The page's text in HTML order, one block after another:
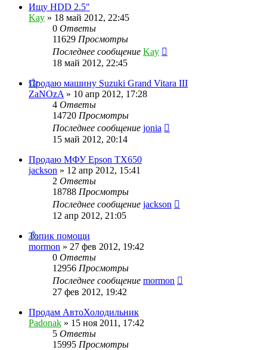
Ищу HDD 2.5"
Kay » 18 май 2012, 22:45
0 Ответы
11629 Просмотры
Последнее сообщение Kay
18 май 2012, 22:45
Продаю машину Suzuki Grand Vitara III
ZaNOzA » 10 апр 2012, 17:28
4 Ответы
14720 Просмотры
Последнее сообщение jonia
15 май 2012, 20:14
Продаю МФУ Epson TX650
jackson » 12 апр 2012, 15:41
2 Ответы
18788 Просмотры
Последнее сообщение jackson
12 апр 2012, 21:05
Топик помощи
mormon » 27 фев 2012, 19:42
0 Ответы
12956 Просмотры
Последнее сообщение mormon
27 фев 2012, 19:42
Продам АвтоХолодильник
Padonak » 15 ноя 2011, 17:42
5 Ответы
15995 Просмотры